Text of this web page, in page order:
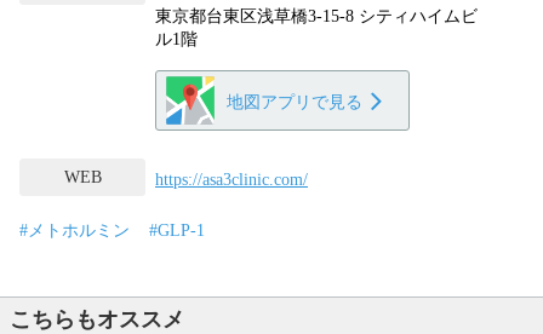
東京都台東区浅草橋3-15-8 シティハイムビ
ル1階
地図アプリで見る
WEB https://asa3clinic.com/
#メトホルミン #GLP-1
こちらもオススメ